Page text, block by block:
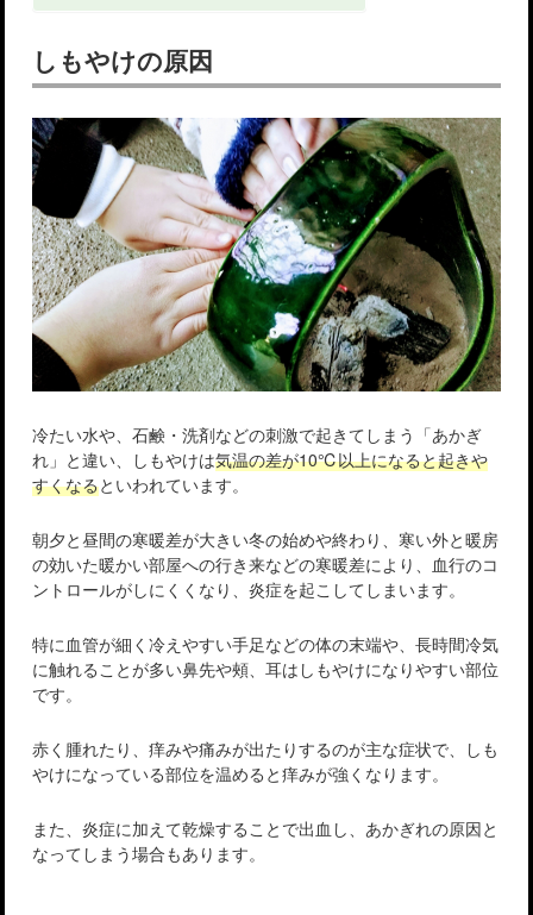
しもやけの原因
冷たい水や、石鹸・洗剤などの刺激で起きてしまう「あかぎ
れ」と違い、しもやけは気温の差が10℃以上になると起きや
すくなるといわれています。
朝夕と昼間の寒暖差が大きい冬の始めや終わり、寒い外と暖房
の効いた暖かい部屋への行き来などの寒暖差により、血行のコ
ントロールがしにくくなり、炎症を起こしてしまいます。
特に血管が細く冷えやすい手足などの体の末端や、長時間冷気
に触れることが多い鼻先や頰、耳はしもやけになりやすい部位
です。
赤く腫れたり、痒みや痛みが出たりするのが主な症状で、しも
やけになっている部位を温めると痒みが強くなります。
また、炎症に加えて乾燥することで出血し、あかぎれの原因と
なってしまう場合もあります。